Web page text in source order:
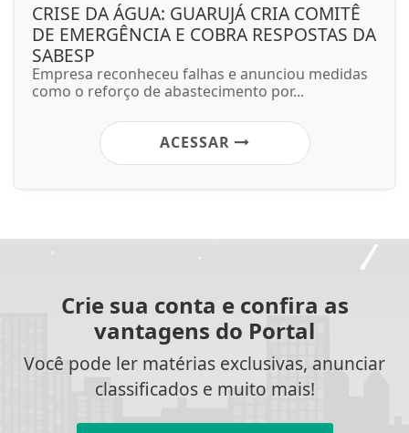
CRISE DA ÁGUA: GUARUJÁ CRIA COMITÊ
DE EMERGÊNCIA E COBRA RESPOSTAS DA
SABESP
Empresa reconheceu falhas e anunciou medidas
como o reforço de abastecimento por...
ACESSAR
Crie sua conta e confira as
vantagens do Portal
Você pode ler matérias exclusivas, anunciar
classificados e muito mais!